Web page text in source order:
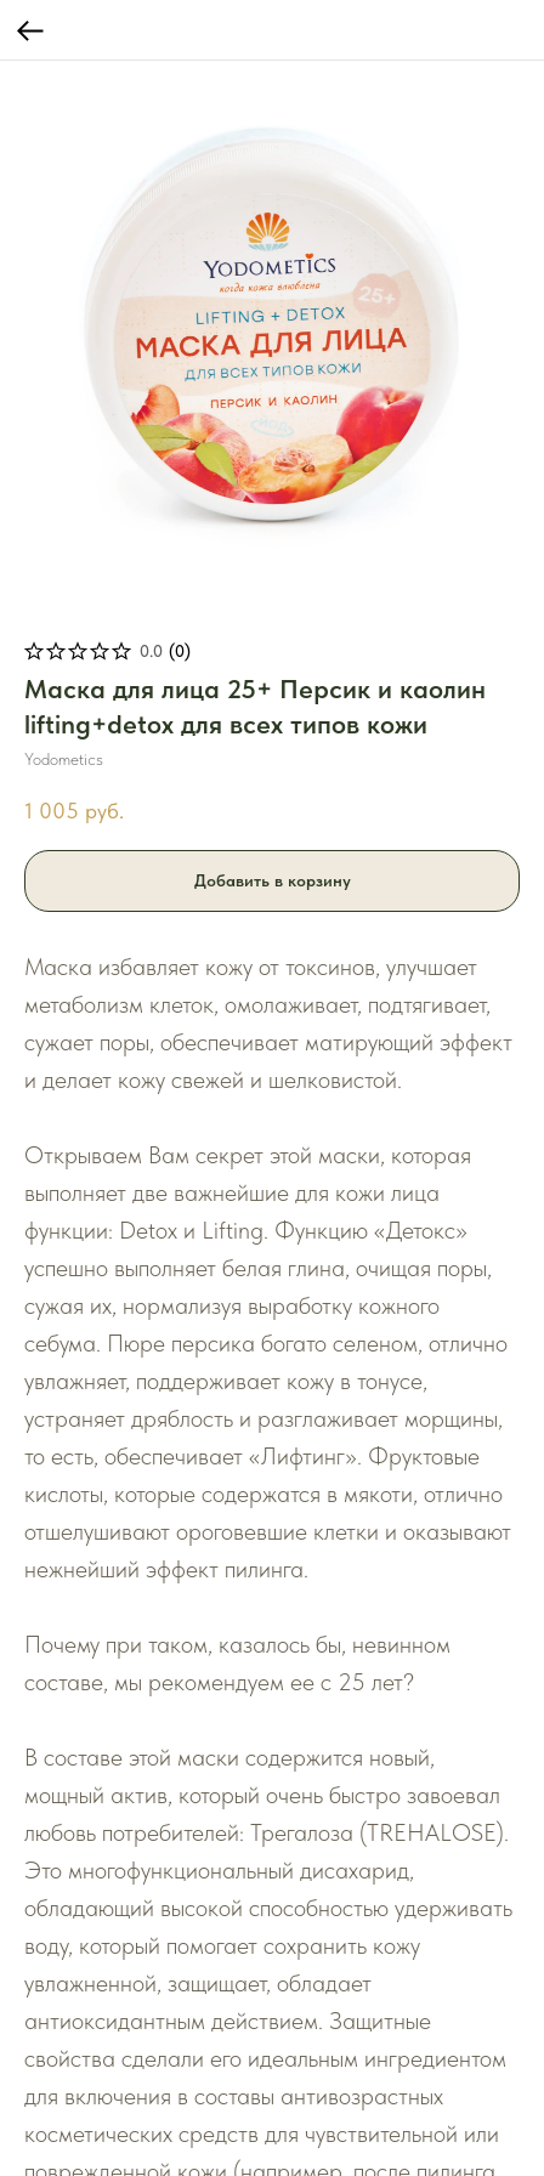
0.0 (0)
Маска для лица 25+ Персик и каолин
lifting+detox для всех типов кожи
Yodometics
1 005 руб.
Добавить в корзину
Маска избавляет кожу от токсинов, улучшает
метаболизм клеток, омолаживает, подтягивает,
сужает поры, обеспечивает матирующий эффект
и делает кожу свежей и шелковистой.
Открываем Вам секрет этой маски, которая
выполняет две важнейшие для кожи лица
функции: Detox и Lifting. Функцию «Детокс»
успешно выполняет белая глина, очищая поры,
сужая их, нормализуя выработку кожного
себума. Пюре персика богато селеном, отлично
увлажняет, поддерживает кожу в тонусе,
устраняет дряблость и разглаживает морщины,
то есть, обеспечивает «Лифтинг». Фруктовые
кислоты, которые содержатся в мякоти, отлично
отшелушивают ороговевшие клетки и оказывают
нежнейший эффект пилинга.
Почему при таком, казалось бы, невинном
составе, мы рекомендуем ее с 25 лет?
В составе этой маски содержится новый,
мощный актив, который очень быстро завоевал
любовь потребителей: Трегалоза (TREHALOSE).
Это многофункциональный дисахарид,
обладающий высокой способностью удерживать
воду, который помогает сохранить кожу
увлажненной, защищает, обладает
антиоксидантным действием. Защитные
свойства сделали его идеальным ингредиентом
для включения в составы антивозрастных
косметических средств для чувствительной или